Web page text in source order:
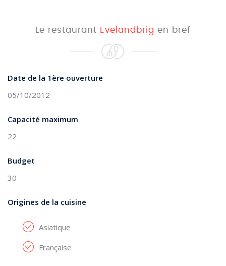
Le restaurant Evelandbrig en bref
Date de la 1ère ouverture
05/10/2012
Capacité maximum
22
Budget
30
Origines de la cuisine
Asiatique
Française